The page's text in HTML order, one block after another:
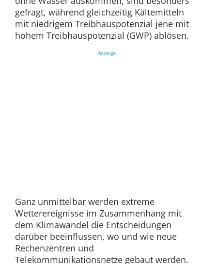
gefragt, während gleichzeitig Kältemitteln
mit niedrigem Treibhauspotenzial jene mit
hohem Treibhauspotenzial (GWP) ablösen.
Anzeige
Ganz unmittelbar werden extreme
Wetterereignisse im Zusammenhang mit
dem Klimawandel die Entscheidungen
darüber beeinflussen, wo und wie neue
Rechenzentren und
Telekommunikationsnetze gebaut werden.